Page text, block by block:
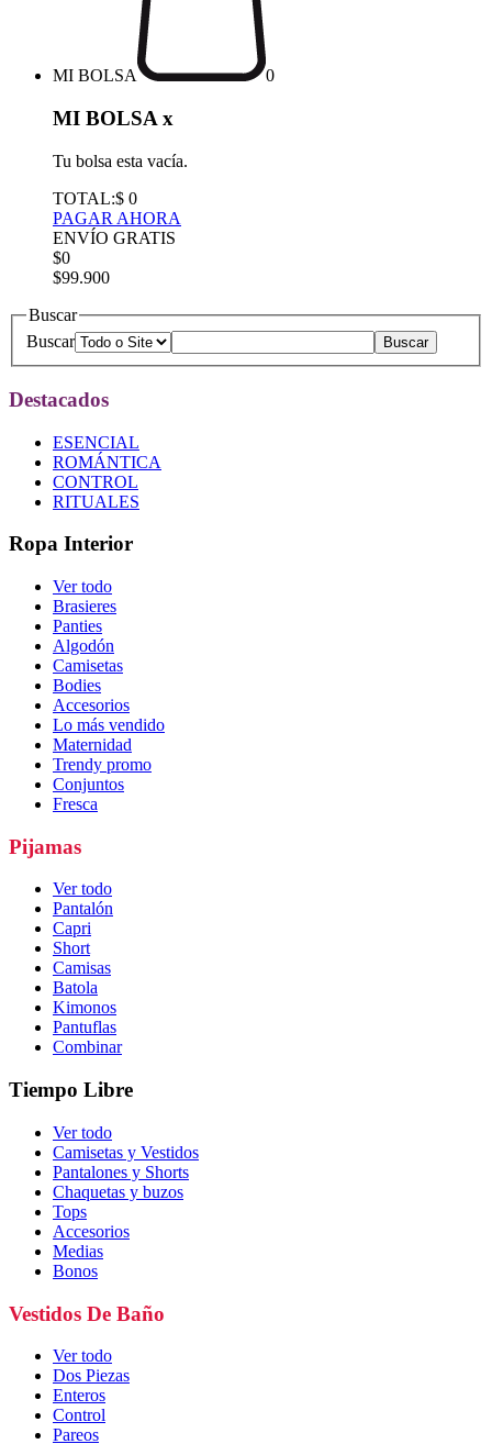
MI BOLSA 0
MI BOLSA x
Tu bolsa esta vacía.
TOTAL:$ 0
PAGAR AHORA
ENVÍO GRATIS
$0
$99.900
Buscar
Buscar
Destacados
ESENCIAL
ROMÁNTICA
CONTROL
RITUALES
Ropa Interior
Ver todo
Brasieres
Panties
Algodón
Camisetas
Bodies
Accesorios
Lo más vendido
Maternidad
Trendy promo
Conjuntos
Fresca
Pijamas
Ver todo
Pantalón
Capri
Short
Camisas
Batola
Kimonos
Pantuflas
Combinar
Tiempo Libre
Ver todo
Camisetas y Vestidos
Pantalones y Shorts
Chaquetas y buzos
Tops
Accesorios
Medias
Bonos
Vestidos De Baño
Ver todo
Dos Piezas
Enteros
Control
Pareos